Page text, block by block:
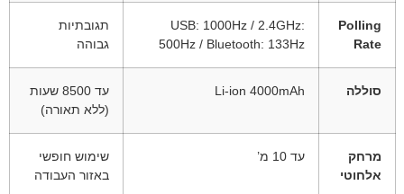
Polling
Rate
USB: 1000Hz / 2.4GHz:
500Hz / Bluetooth: 133Hz
תגובתיות
גבוהה
סוללה Li-ion 4000mAh
עד 8500 שעות
(ללא תאורה)
מרחק
אלחוטי
עד 10 מ’
שימוש חופשי
באזור העבודה